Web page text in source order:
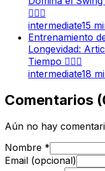
🏋️‍♀️🔥
intermediate15
Entrenamiento
Longevidad:
Tiempo 🤸‍♂️✨
intermediate18
Comentarios (
Aún no hay
Nombre *
Email (opcional)